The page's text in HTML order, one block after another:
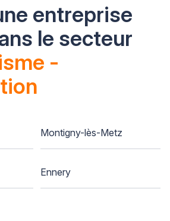
entreprise
le secteur
-
Montigny-lès-Metz
Ennery